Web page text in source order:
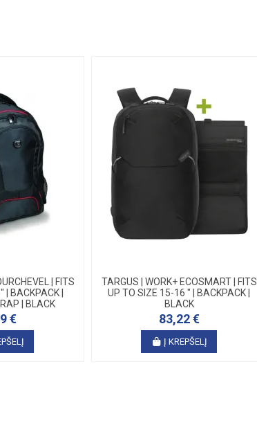
| FITS
| BACKPACK |
| BLACK
€
TARGUS | WORK+ ECOSMART | FITS
UP TO SIZE 15-16 " | BACKPACK |
BLACK
83,22 €
Į KREPŠELĮ